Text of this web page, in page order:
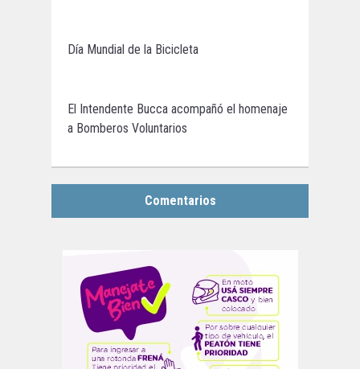
Día Mundial de la Bicicleta
El Intendente Bucca acompañó el homenaje
a Bomberos Voluntarios
Comentarios